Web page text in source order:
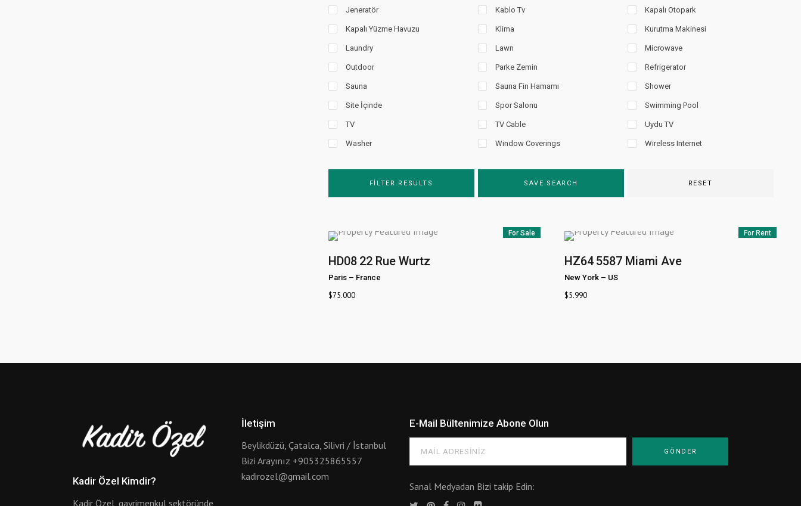
Jeneratör Kablo Tv Kapalı Otopark
Kapalı Yüzme Havuzu Klima Kurutma Makinesi
Laundry Lawn Microwave
Outdoor Parke Zemin Refrigerator
Sauna Sauna Fin Hamamı Shower
Site İçinde Spor Salonu Swimming Pool
TV TV Cable Uydu TV
Washer Window Coverings Wireless Internet
FILTER RESULTS SAVE SEARCH RESET
For Sale
HD08 22 Rue Wurtz
Paris – France
$75.000
For Rent
HZ64 5587 Miami Ave
New York – US
$5.990
Kadir Özel Kimdir?
Kadir Özel, gayrimenkul sektöründe
İletişim
Beylikdüzü, Çatalca, Silivri / İstanbul
Bizi Arayınız +905325865557
kadirozel@gmail.com
E-Mail Bültenimize Abone Olun
Sanal Medyadan Bizi takip Edin: